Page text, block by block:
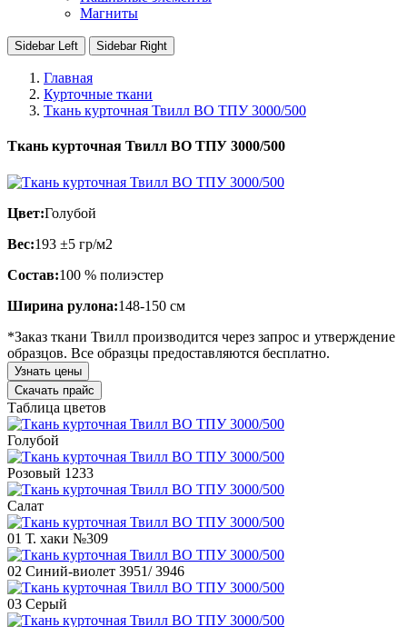
Магниты
Sidebar Left Sidebar Right
Главная
Курточные ткани
Ткань курточная Твилл ВО ТПУ 3000/500
Ткань курточная Твилл ВО ТПУ 3000/500
Цвет:Голубой
Вес:193 ±5 гр/м2
Состав:100 % полиэстер
Ширина рулона:148-150 см
*Заказ ткани Твилл производится через запрос и утверждение
образцов. Все образцы предоставляются бесплатно.
Узнать цены
Скачать прайс
Таблица цветов
Голубой
Розовый 1233
Салат
01 Т. хаки №309
02 Синий-виолет 3951/ 3946
03 Серый